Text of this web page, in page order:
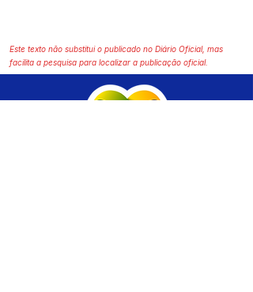
Este texto não substitui o publicado no Diário Oficial, mas
facilita a pesquisa para localizar a publicação oficial.